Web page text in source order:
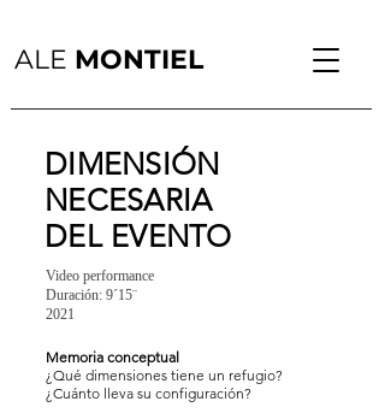
ALE MONTIEL
DIMENSIÓN
NECESARIA
DEL EVENTO
Video performance
Duración: 9´15¨
2021
Memoria conceptual
¿Qué dimensiones tiene un refugio?
¿Cuánto lleva su configuración?